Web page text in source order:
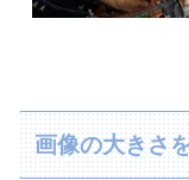
画像の大きさ